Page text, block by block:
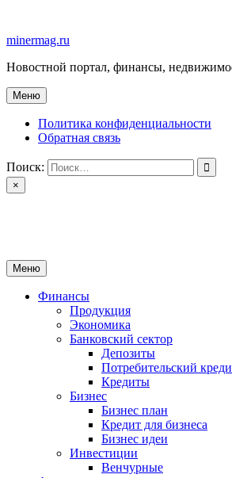
содержимому
minermag.ru
Новостной портал, финансы,
Меню
Политика конфиденциальности
Обратная связь
Поиск:
×
Меню
Финансы
Продукция
Экономика
Банковский сектор
Депозиты
Потребительский
Кредиты
Бизнес
Бизнес план
Кредит для бизнеса
Бизнес идеи
Инвестиции
Венчурные